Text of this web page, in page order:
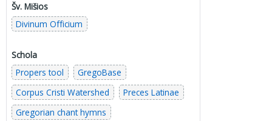
Šv. Mišios
Divinum Officium
Schola
Propers tool
GregoBase
Corpus Cristi Watershed
Preces Latinae
Gregorian chant hymns